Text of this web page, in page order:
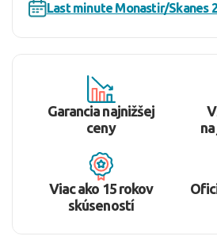
Last minute Monastir/Skanes
Garancia najnižšej
ceny
Viac ako 15 rokov
skúseností